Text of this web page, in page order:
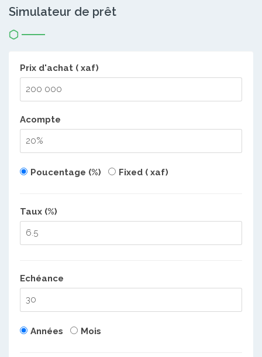
Simulateur de prêt
Prix d'achat ( xaf)
Acompte
Poucentage (%) Fixed ( xaf)
Taux (%)
Echéance
Années Mois